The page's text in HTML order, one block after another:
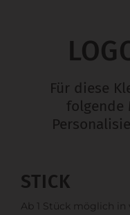
Für diese
folgende
STICK
Ab 1 Stück möglich